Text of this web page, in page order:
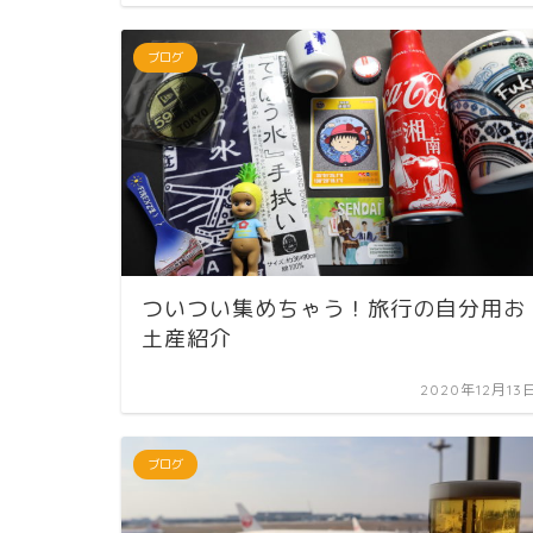
ブログ
ついつい集めちゃう！旅行の自分用お
土産紹介
2020年12月13
ブログ